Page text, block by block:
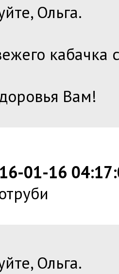
Ольга.
кабачка
Вам!
01-16
Ольга.